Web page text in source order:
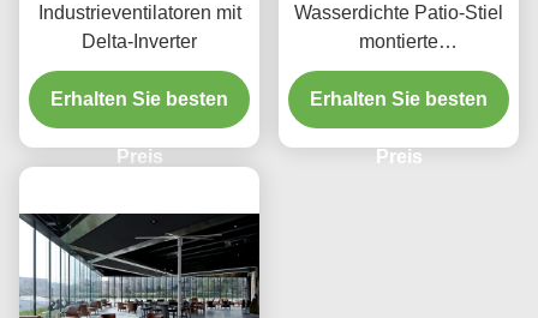
Industrieventilatoren mit
Delta-Inverter
Erhalten Sie besten
Preis
Wasserdichte Patio-Stiel
montierte
Industrieventilatoren mit
Magnesium-Aluminium-
Klingen
Erhalten Sie besten
Preis